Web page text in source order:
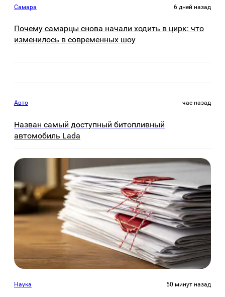
Самара 6 дней назад
Почему самарцы снова начали ходить в цирк: что
изменилось в современных шоу
Авто час назад
Назван самый доступный битопливный
автомобиль Lada
Наука 50 минут назад